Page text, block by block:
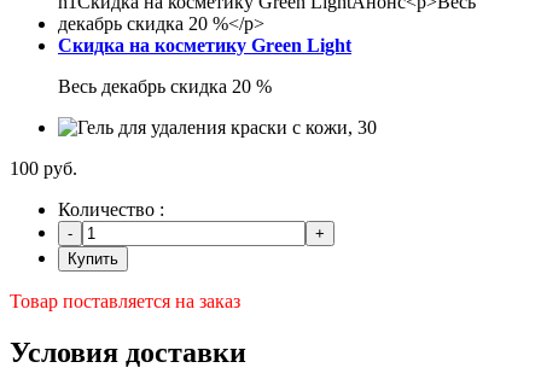
Скидка на косметику Green Light
Весь декабрь скидка 20 %
100 руб.
Количество :
Купить
Товар поставляется на заказ
Условия доставки